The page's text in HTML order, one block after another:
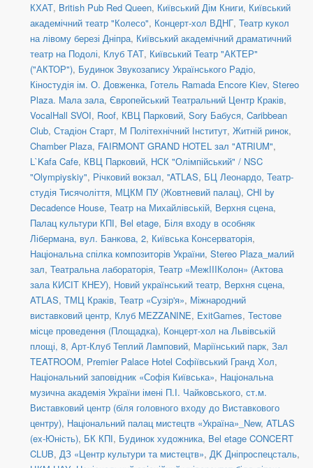
КХАТ, British Pub Red Queen, Київський Дім Книги, Київський
академічний театр "Колесо", Концерт-хол ВДНГ, Театр кукол
на лівому березі Дніпра, Київський академічний драматичний
театр на Подолі, Клуб ТАТ, Київський Театр "АКТЕР"
("АКТОР"), Будинок Звукозапису Українського Радіо,
Кіностудія ім. О. Довженка, Готель Ramada Encore Kiev, Stereo
Plaza. Мала зала, Європейський Театральний Центр Краків,
VocalHall SVOI, Roof, КВЦ Парковий, Sory Бабуся, Caribbean
Club, Стадіон Старт, М Політехнічний Інститут, Житній ринок,
Chamber Plaza, FAIRMONT GRAND HOTEL зал "ATRIUM",
L`Kafa Cafe, КВЦ Парковий, НСК "Олімпійський" / NSC
"Olympiyskiy", Річковий вокзал, ''ATLAS, БЦ Леонардо, Театр-
студія Тисячоліття, МЦКМ ПУ (Жовтневий палац), CHI by
Decadence House, Театр на Михайлівській, Верхня сцена,
Палац культури КПІ, Bel etage, Біля входу в особняк
Лібермана, вул. Банкова, 2, Київська Консерваторія,
Національна спілка композиторів України, Stereo Plaza_малий
зал, Театральна лабораторія, Театр «МежIIIКолон» (Актова
зала КИСІТ КНЕУ), Новий український театр, Верхня сцена,
ATLAS, ТМЦ Краків, Театр «Сузір'я», Міжнародний
виставковий центр, Клуб MEZZANINE, ExitGames, Тестове
місце проведення (Площадка), Концерт-хол на Львівській
площі, 8, Арт-Клуб Теплий Ламповий, Маріїнський парк, Зал
TEATROOM, Premier Palace Hotel Софіївський Гранд Хол,
Національний заповідник «Софія Київська», Національна
музична академія України імені П.І. Чайковського, ст.м.
Виставковий центр (біля головного входу до Виставкового
центру), Національний палац мистецтв «Україна»_New, ATLAS
(ex-Юність), БК КПІ, Будинок художника, Bel etage CONCERT
CLUB, ДЗ «Центр культури та мистецтв», ДK Дніпроспецсталь,